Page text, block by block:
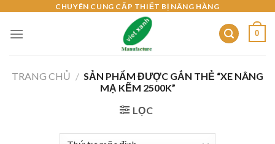
content
CHUYÊN CUNG CẤP THIẾT BỊ NÂNG HÀNG
0
TRANG CHỦ / SẢN PHẨM ĐƯỢC GẮN THẺ “XE NÂNG
MẠ KẼM 2500K”
LỌC